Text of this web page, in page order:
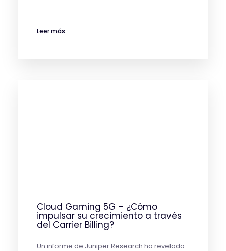
Leer más
Cloud Gaming 5G – ¿Cómo
impulsar su crecimiento a través
del Carrier Billing?
Un informe de Juniper Research ha revelado